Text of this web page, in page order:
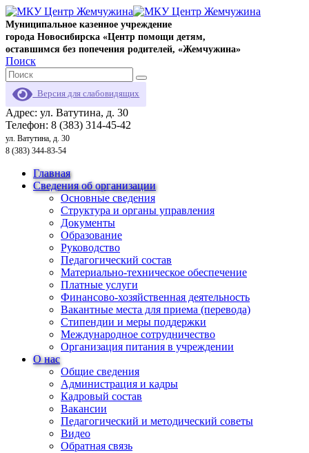
Муниципальное казенное учреждение
города Новосибирска «Центр помощи детям,
оставшимся без попечения родителей, «Жемчужина»
Поиск
Версия для слабовидящих
Адрес: ул. Ватутина, д. 30
Телефон: 8 (383) 314-45-42
ул. Ватутина, д. 30
8 (383) 344-83-54
Главная
Сведения об организации
Основные сведения
Структура и органы управления
Документы
Образование
Руководство
Педагогический состав
Материально-техническое обеспечение
Платные услуги
Финансово-хозяйственная деятельность
Вакантные места для приема (перевода)
Стипендии и меры поддержки
Международное сотрудничество
Организация питания в учреждении
О нас
Общие сведения
Администрация и кадры
Кадровый состав
Вакансии
Педагогический и методический советы
Видео
Обратная связь